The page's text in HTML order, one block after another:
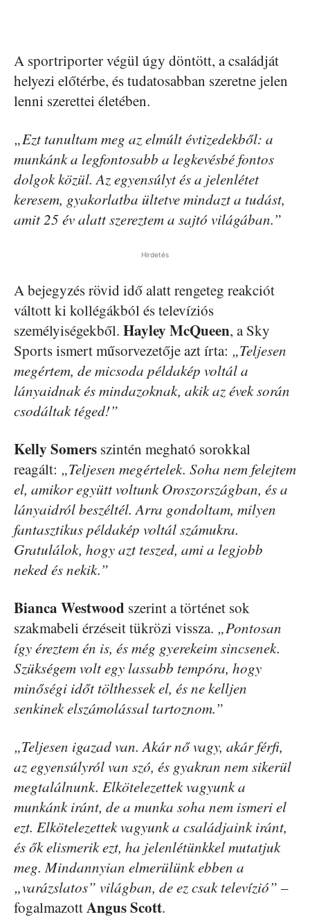
A sportriporter végül úgy döntött, a családját
helyezi előtérbe, és tudatosabban szeretne jelen
lenni szerettei életében.
„Ezt tanultam meg az elmúlt évtizedekből: a
munkánk a legfontosabb a legkevésbé fontos
dolgok közül. Az egyensúlyt és a jelenlétet
keresem, gyakorlatba ültetve mindazt a tudást,
amit 25 év alatt szereztem a sajtó világában.”
Hirdetés
A bejegyzés rövid idő alatt rengeteg reakciót
váltott ki kollégákból és televíziós
személyiségekből. Hayley McQueen, a Sky
Sports ismert műsorvezetője azt írta: „Teljesen
megértem, de micsoda példakép voltál a
lányaidnak és mindazoknak, akik az évek során
csodáltak téged!”
Kelly Somers szintén megható sorokkal
reagált: „Teljesen megértelek. Soha nem felejtem
el, amikor együtt voltunk Oroszországban, és a
lányaidról beszéltél. Arra gondoltam, milyen
fantasztikus példakép voltál számukra.
Gratulálok, hogy azt teszed, ami a legjobb
neked és nekik.”
Bianca Westwood szerint a történet sok
szakmabeli érzéseit tükrözi vissza. „Pontosan
így éreztem én is, és még gyerekeim sincsenek.
Szükségem volt egy lassabb tempóra, hogy
minőségi időt tölthessek el, és ne kelljen
senkinek elszámolással tartoznom.”
„Teljesen igazad van. Akár nő vagy, akár férfi,
az egyensúlyról van szó, és gyakran nem sikerül
megtalálnunk. Elkötelezettek vagyunk a
munkánk iránt, de a munka soha nem ismeri el
ezt. Elkötelezettek vagyunk a családjaink iránt,
és ők elismerik ezt, ha jelenlétünkkel mutatjuk
meg. Mindannyian elmerülünk ebben a
„varázslatos” világban, de ez csak televízió” –
fogalmazottAngus Scott.